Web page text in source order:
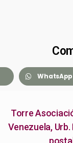
WhatsApp
Torre
Venezuela,